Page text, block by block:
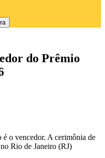
do Prêmio
o vencedor. A cerimônia de
Rio de Janeiro (RJ)